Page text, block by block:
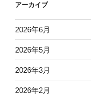
アーカイブ
2026年6月
2026年5月
2026年3月
2026年2月